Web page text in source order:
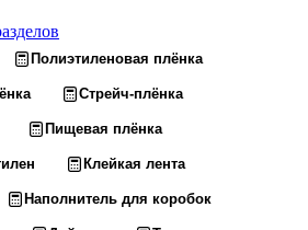
Полиэтиленовая плёнка
Стрейч-плёнка
Пищевая плёнка
Клейкая лента
Наполнитель для коробок